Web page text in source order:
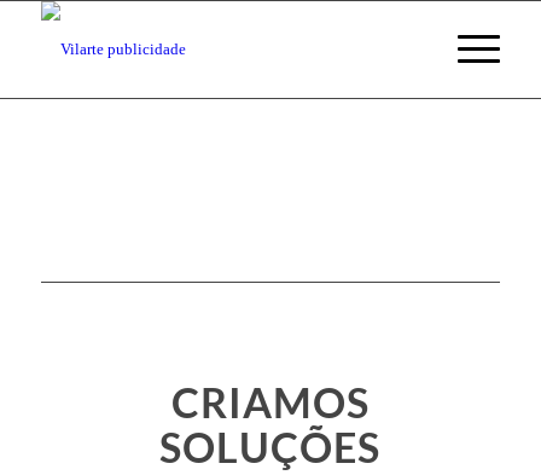
CRIAMOS
SOLUÇÕES